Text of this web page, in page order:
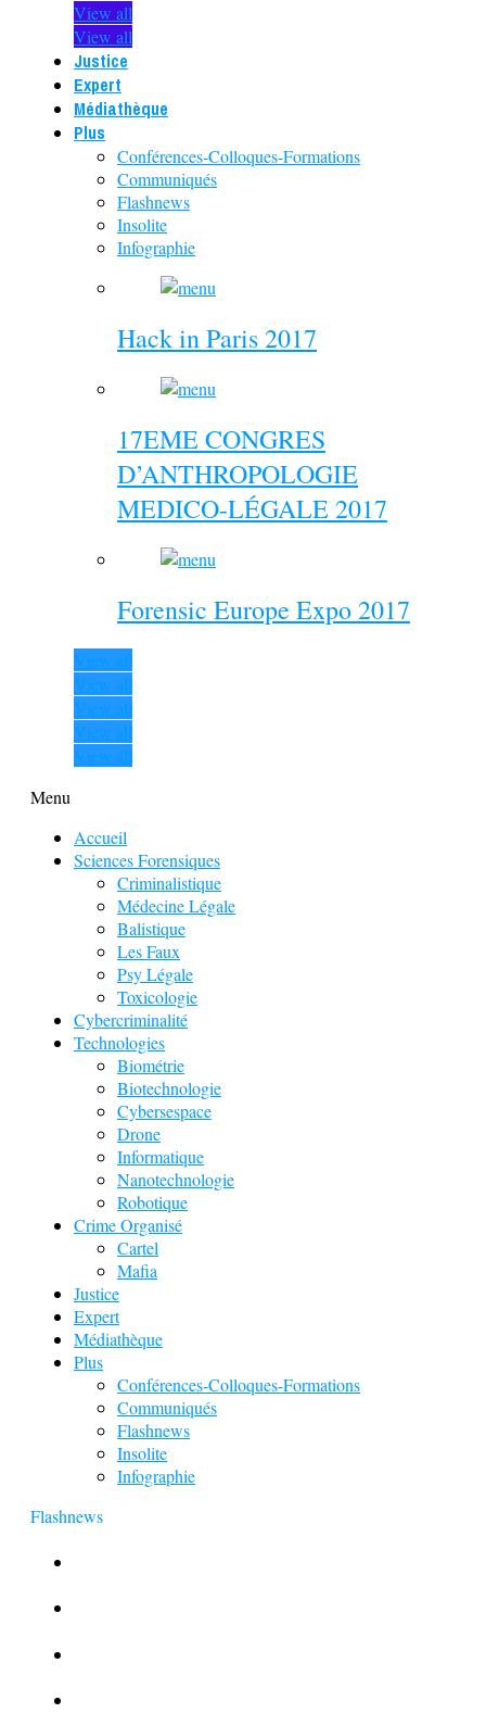
View all
View all
Justice
Expert
Médiathèque
Plus
Conférences-Colloques-Formations
Communiqués
Flashnews
Insolite
Infographie
Hack in Paris 2017
17EME CONGRES
D’ANTHROPOLOGIE
MEDICO-LÉGALE 2017
Forensic Europe Expo 2017
View all
View all
View all
View all
View all
Menu
Accueil
Sciences Forensiques
Criminalistique
Médecine Légale
Balistique
Les Faux
Psy Légale
Toxicologie
Cybercriminalité
Technologies
Biométrie
Biotechnologie
Cybersespace
Drone
Informatique
Nanotechnologie
Robotique
Crime Organisé
Cartel
Mafia
Justice
Expert
Médiathèque
Plus
Conférences-Colloques-Formations
Communiqués
Flashnews
Insolite
Infographie
Flashnews